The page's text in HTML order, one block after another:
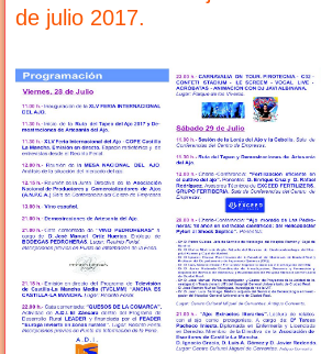
de julio 2017.